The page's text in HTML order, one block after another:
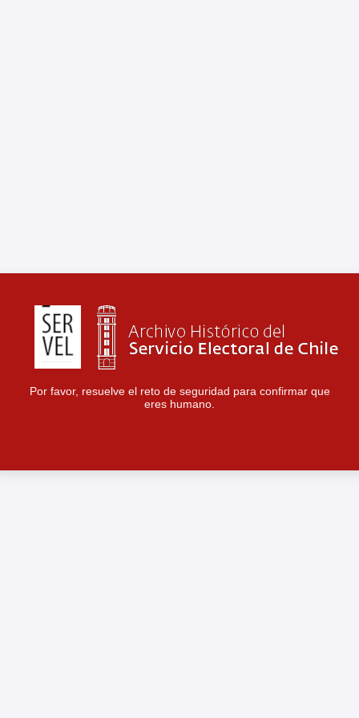
Por favor, resuelve el reto de seguridad para confirmar que
eres humano.